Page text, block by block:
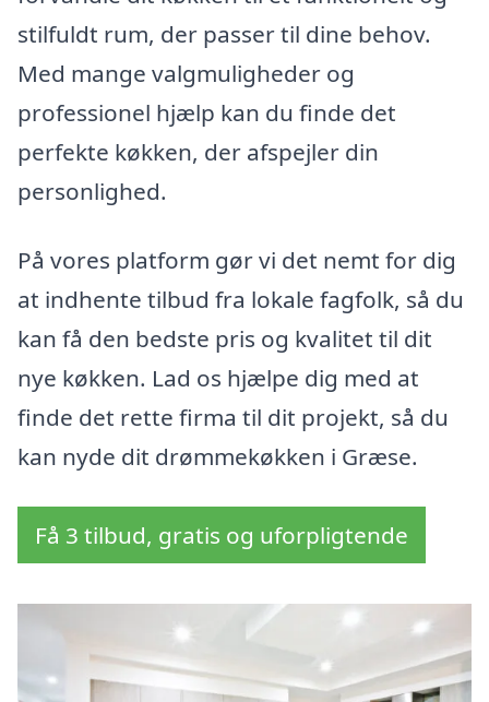
stilfuldt rum, der passer til dine behov.
Med mange valgmuligheder og
professionel hjælp kan du finde det
perfekte køkken, der afspejler din
personlighed.
På vores platform gør vi det nemt for dig
at indhente tilbud fra lokale fagfolk, så du
kan få den bedste pris og kvalitet til dit
nye køkken. Lad os hjælpe dig med at
finde det rette firma til dit projekt, så du
kan nyde dit drømmekøkken i Græse.
Få 3 tilbud, gratis og uforpligtende